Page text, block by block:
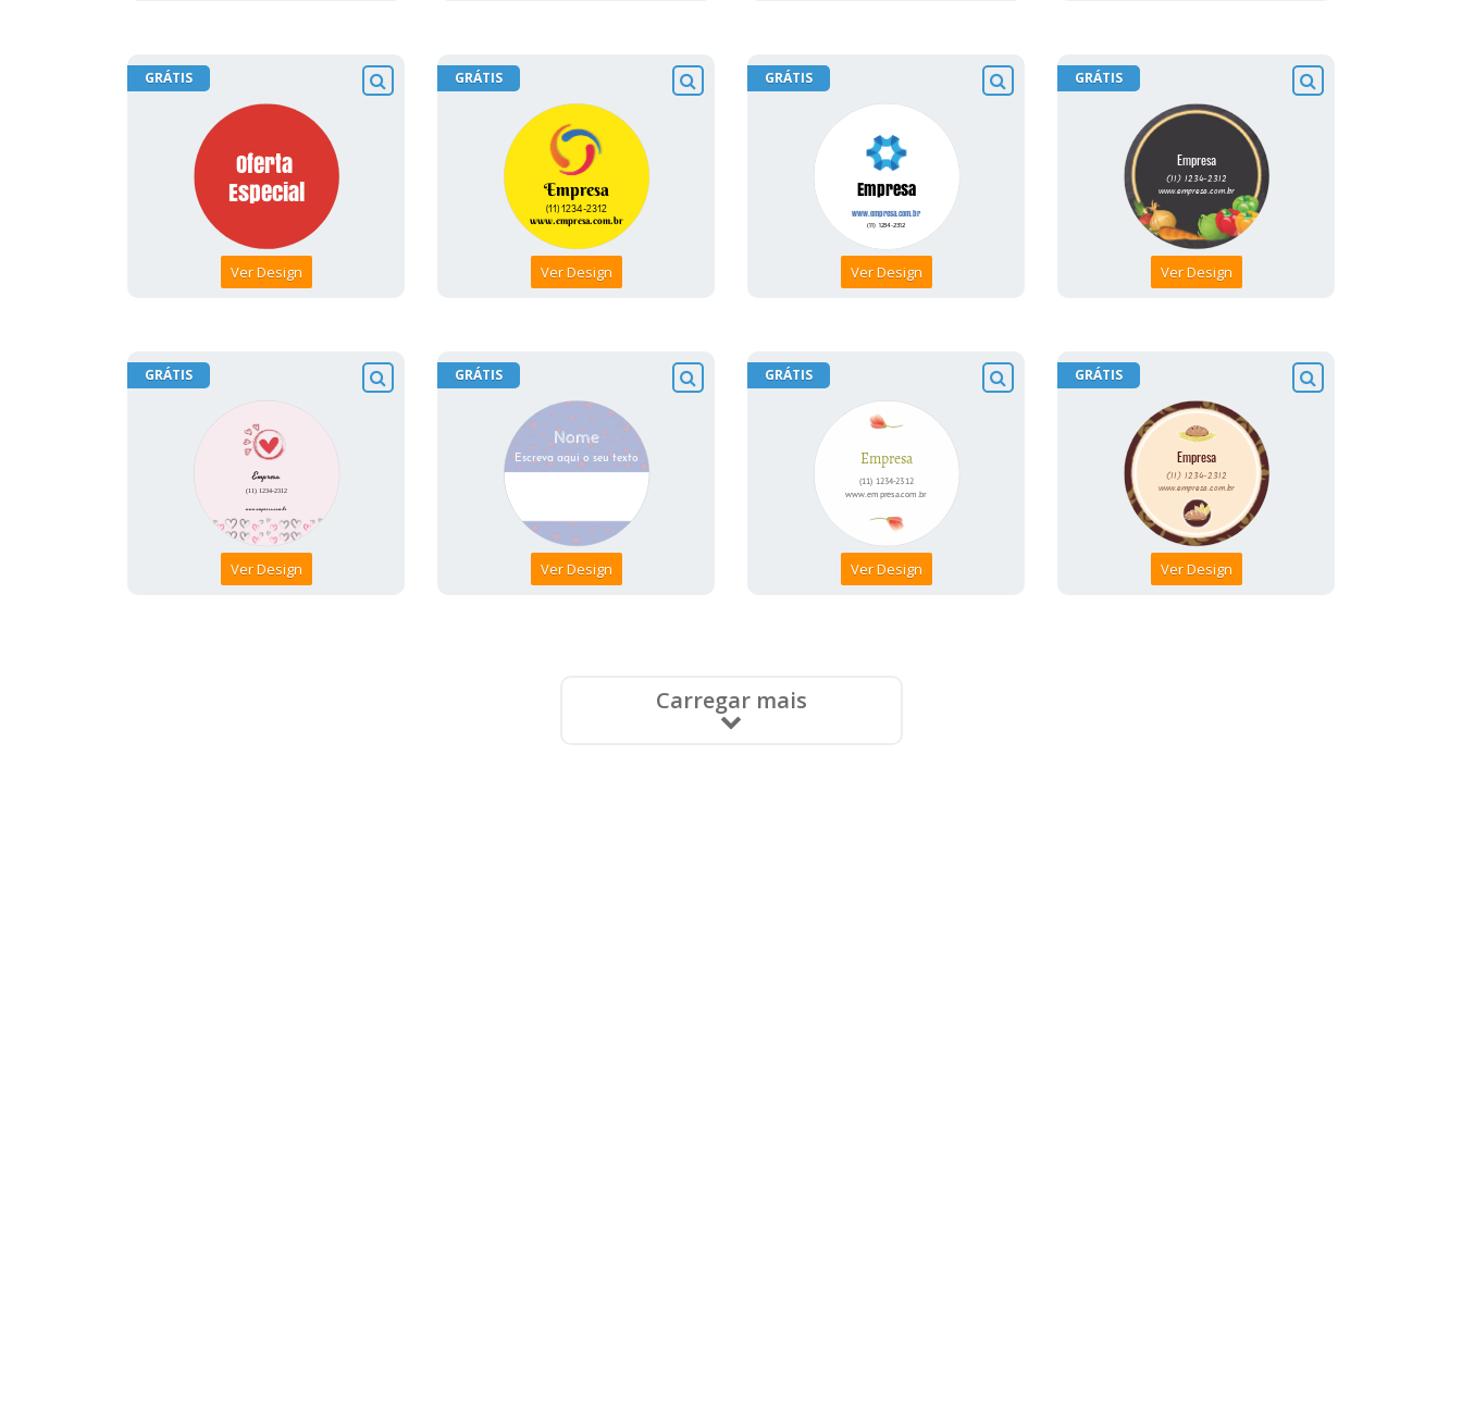
GRÁTIS
Ver Design
GRÁTIS
Ver Design
GRÁTIS
Ver Design
GRÁTIS
Ver Design
GRÁTIS
Ver Design
GRÁTIS
Ver Design
GRÁTIS
Ver Design
GRÁTIS
Ver Design
Carregar mais